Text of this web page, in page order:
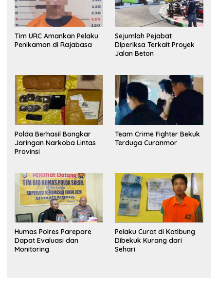
Tim URC Amankan Pelaku
Penikaman di Rajabasa
Sejumlah Pejabat
Diperiksa Terkait Proyek
Jalan Beton
Polda Berhasil Bongkar
Jaringan Narkoba Lintas
Provinsi
Team Crime Fighter Bekuk
Terduga Curanmor
Humas Polres Parepare
Dapat Evaluasi dan
Monitoring
Pelaku Curat di Katibung
Dibekuk Kurang dari
Sehari